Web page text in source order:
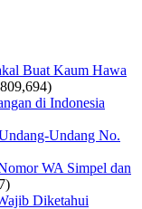
Buat Kaum Hawa
di Indonesia
Undang No.
WA Simpel dan
Diketahui